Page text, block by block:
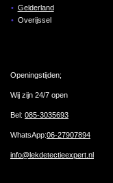
Gelderland
Overijssel
Openingstijden;
Wij zijn 24/7 open
Bel: 085-3035693
WhatsApp:06-27907894
info@lekdetectieexpert.nl